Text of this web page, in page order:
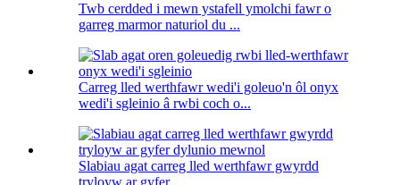
Twb cerdded i mewn ystafell ymolchi fawr o
garreg marmor naturiol du ...
Carreg lled werthfawr wedi'i goleuo'n ôl onyx
wedi'i sgleinio â rwbi coch o...
Slabiau agat carreg lled werthfawr gwyrdd